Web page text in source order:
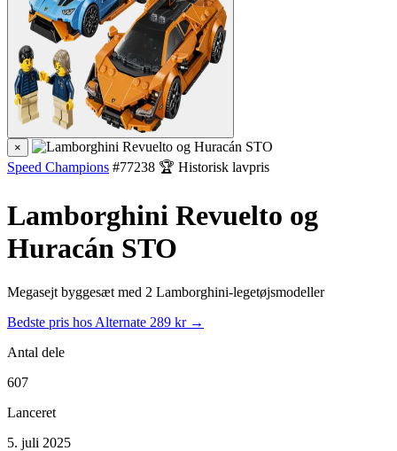
×
Speed Champions #77238 🏆 Historisk lavpris
Lamborghini Revuelto og
Huracán STO
Megasejt byggesæt med 2 Lamborghini-legetøjsmodeller
Bedste pris hos Alternate 289 kr →
Antal dele
607
Lanceret
5. juli 2025